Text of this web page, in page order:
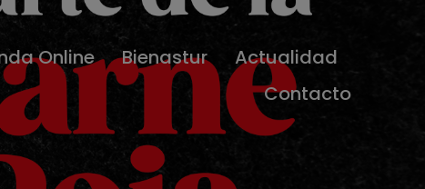
Online Bienastur
Actualidad
Contacto